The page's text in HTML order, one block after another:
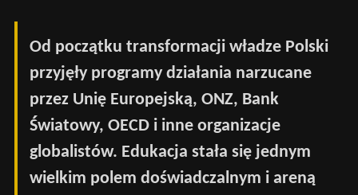
Od początku transformacji władze Polski
przyjęły programy działania narzucane
przez Unię Europejską, ONZ, Bank
Światowy, OECD i inne organizacje
globalistów. Edukacja stała się jednym
wielkim polem doświadczalnym i areną